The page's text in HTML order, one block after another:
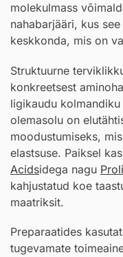
molekulmass
nahabarjääri, kus
keskkonda, mis on
Struktuurne
konkreetsest
ligikaudu kolmandiku
olemasolu on
moodustumiseks,
elastsuse. Paiksel
Acidsidega nagu
kahjustatud koe
maatriksit.
Preparaatides
tugevamate